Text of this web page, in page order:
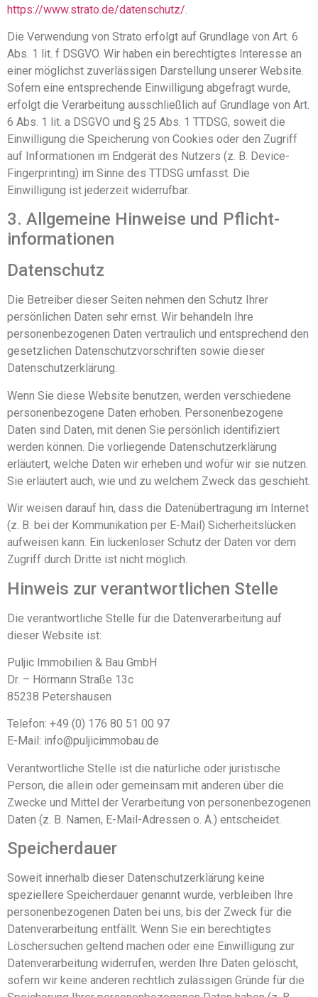
https://www.strato.de/datenschutz/
Die Verwendung von Strato erfolgt auf Grundlage von Art. 6
Abs. 1 lit. f DSGVO. Wir haben ein berechtigtes Interesse an
einer möglichst zuverlässigen Darstellung unserer Website.
Sofern eine entsprechende Einwilligung abgefragt wurde,
erfolgt die Verarbeitung ausschließlich auf Grundlage von Art.
6 Abs. 1 lit. a DSGVO und § 25 Abs. 1 TTDSG, soweit die
Einwilligung die Speicherung von Cookies oder den Zugriff
auf Informationen im Endgerät des Nutzers (z. B. Device-
Fingerprinting) im Sinne des TTDSG umfasst. Die
Einwilligung ist jederzeit widerrufbar.
3. Allgemeine Hinweise und Pflicht­
informationen
Datenschutz
Die Betreiber dieser Seiten nehmen den Schutz Ihrer
persönlichen Daten sehr ernst. Wir behandeln Ihre
personenbezogenen Daten vertraulich und entsprechend den
gesetzlichen Datenschutzvorschriften sowie dieser
Datenschutzerklärung.
Wenn Sie diese Website benutzen, werden verschiedene
personenbezogene Daten erhoben. Personenbezogene
Daten sind Daten, mit denen Sie persönlich identifiziert
werden können. Die vorliegende Datenschutzerklärung
erläutert, welche Daten wir erheben und wofür wir sie nutzen.
Sie erläutert auch, wie und zu welchem Zweck das geschieht.
Wir weisen darauf hin, dass die Datenübertragung im Internet
(z. B. bei der Kommunikation per E-Mail) Sicherheitslücken
aufweisen kann. Ein lückenloser Schutz der Daten vor dem
Zugriff durch Dritte ist nicht möglich.
Hinweis zur verantwortlichen Stelle
Die verantwortliche Stelle für die Datenverarbeitung auf
dieser Website ist:
Puljic Immobilien & Bau GmbH
Dr. – Hörmann Straße 13c
85238 Petershausen
Telefon: +49 (0) 176 80 51 00 97
E-Mail: info@puljicimmobau.de
Verantwortliche Stelle ist die natürliche oder juristische
Person, die allein oder gemeinsam mit anderen über die
Zwecke und Mittel der Verarbeitung von personenbezogenen
Daten (z. B. Namen, E-Mail-Adressen o. Ä.) entscheidet.
Speicherdauer
Soweit innerhalb dieser Datenschutzerklärung keine
speziellere Speicherdauer genannt wurde, verbleiben Ihre
personenbezogenen Daten bei uns, bis der Zweck für die
Datenverarbeitung entfällt. Wenn Sie ein berechtigtes
Löschersuchen geltend machen oder eine Einwilligung zur
Datenverarbeitung widerrufen, werden Ihre Daten gelöscht,
sofern wir keine anderen rechtlich zulässigen Gründe für die